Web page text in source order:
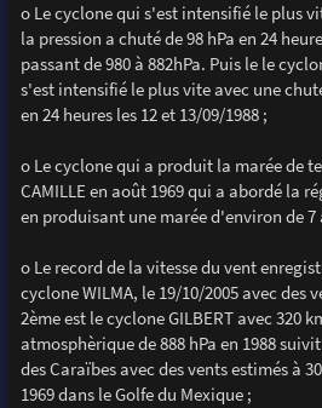
o Le cyclone qui s'est intensifié le plus
la pression a chuté de 98 hPa en 24
passant de 980 à 882hPa. Puis le le
s'est intensifié le plus vite avec une
en 24 heures les 12 et 13/09/1988 ;
o Le cyclone qui a produit la marée de
CAMILLE en août 1969 qui a abordé la
en produisant une marée d'environ de 7
o Le record de la vitesse du vent
cyclone WILMA, le 19/10/2005 avec des
2ème est le cyclone GILBERT avec 320
atmosphèrique de 888 hPa en 1988
des Caraïbes avec des vents estimés à
1969 dans le Golfe du Mexique ;